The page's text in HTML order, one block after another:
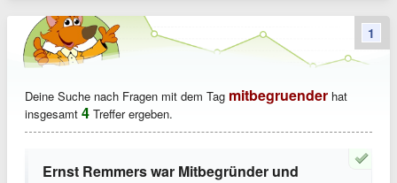
Deine Suche nach Fragen mit dem Tag mitbegruender hat
insgesamt 4 Treffer ergeben.
Ernst Remmers war Mitbegründer und
1